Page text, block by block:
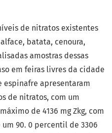
de nitratos existentes
batata, cenoura,
amostras dessas
em feiras livres da cidade
espinafre apresentaram
de nitratos, com um
de 4136 mg Zkg, com
90. 0 percentil de 3306